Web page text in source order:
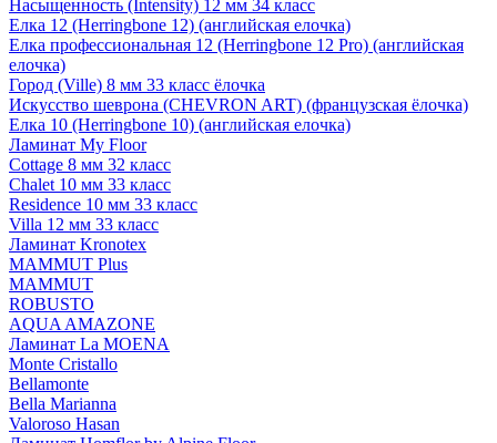
Насыщенность (Intensity) 12 мм 34 класс
Елка 12 (Herringbone 12) (английская елочка)
Елка профессиональная 12 (Herringbone 12 Pro) (английская
елочка)
Город (Ville) 8 мм 33 класс ёлочка
Искусство шеврона (CHEVRON ART) (французская ёлочка)
Елка 10 (Herringbone 10) (английская елочка)
Ламинат My Floor
Cottage 8 мм 32 класс
Chalet 10 мм 33 класс
Residence 10 мм 33 класс
Villa 12 мм 33 класс
Ламинат Kronotex
MAMMUT Plus
MAMMUT
ROBUSTO
AQUA AMAZONE
Ламинат La MOENA
Monte Cristallo
Bellamonte
Bella Marianna
Valoroso Hasan